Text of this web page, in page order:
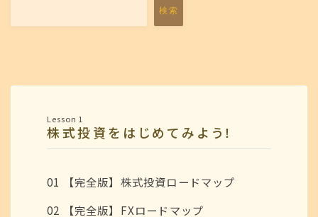
検索
Lesson 1
株式投資をはじめてみよう！
01 【完全版】株式投資ロードマップ
02 【完全版】FXロードマップ